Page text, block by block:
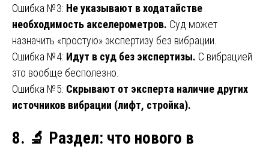
Ошибка №3: Не указывают в ходатайстве
необходимость акселерометров. Суд может
назначить «простую» экспертизу без вибрации.
Ошибка №4: Идут в суд без экспертизы. С вибрацией
это вообще бесполезно.
Ошибка №5: Скрывают от эксперта наличие других
источников вибрации (лифт, стройка).
8. 🔬 Раздел: что нового в